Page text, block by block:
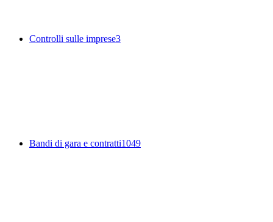
Controlli sulle imprese3
Bandi di gara e contratti1049